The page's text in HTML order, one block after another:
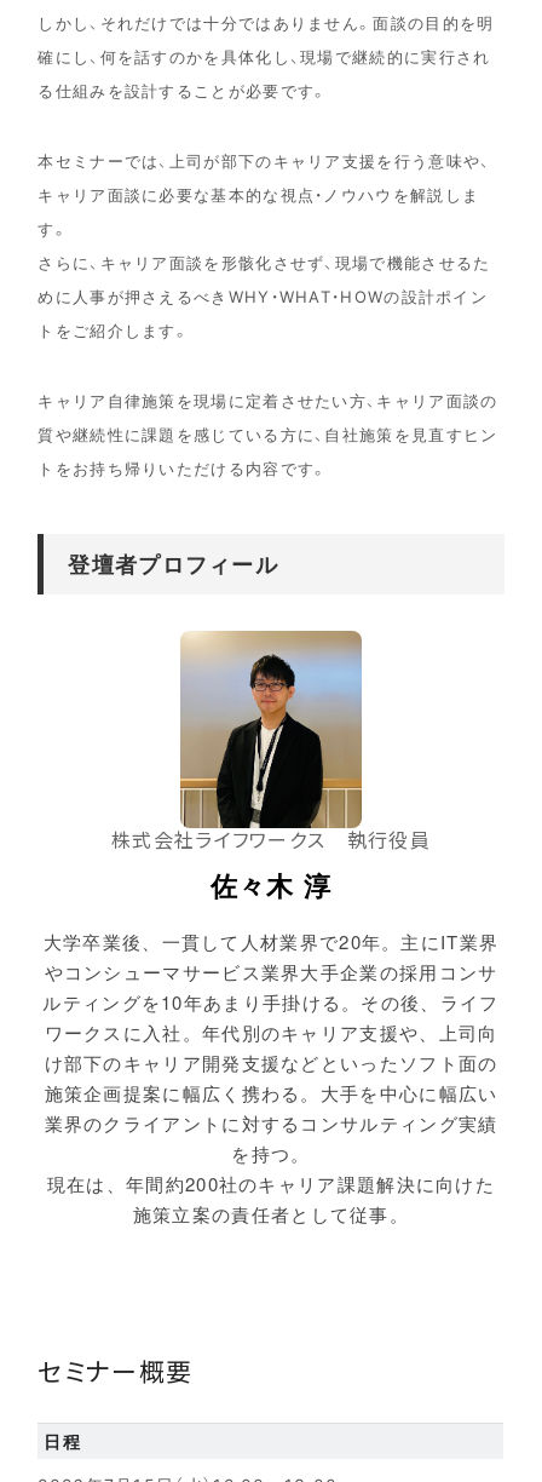
しかし、それだけでは十分ではありません。面談の目的を明
確にし、何を話すのかを具体化し、現場で継続的に実行され
る仕組みを設計することが必要です。
本セミナーでは、上司が部下のキャリア支援を行う意味や、
キャリア面談に必要な基本的な視点・ノウハウを解説しま
す。
さらに、キャリア面談を形骸化させず、現場で機能させるた
めに人事が押さえるべきWHY・WHAT・HOWの設計ポイン
トをご紹介します。
キャリア自律施策を現場に定着させたい方、キャリア面談の
質や継続性に課題を感じている方に、自社施策を見直すヒン
トをお持ち帰りいただける内容です。
登壇者プロフィール
株式会社ライフワークス 執行役員
佐々木 淳
大学卒業後、一貫して人材業界で20年。主にIT業界
やコンシューマサービス業界大手企業の採用コンサ
ルティングを10年あまり手掛ける。その後、ライフ
ワークスに入社。年代別のキャリア支援や、上司向
け部下のキャリア開発支援などといったソフト面の
施策企画提案に幅広く携わる。大手を中心に幅広い
業界のクライアントに対するコンサルティング実績
を持つ。
現在は、年間約200社のキャリア課題解決に向けた
施策立案の責任者として従事。
セミナー概要
日程